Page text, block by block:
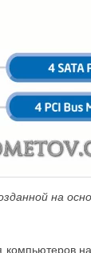
на
компьютеров